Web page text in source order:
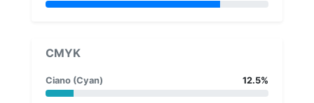
CMYK
Ciano (Cyan) 12.5%